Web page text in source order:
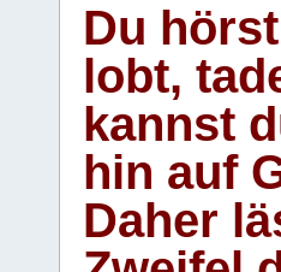
Du
lobt,
kannst
hin auf
Daher